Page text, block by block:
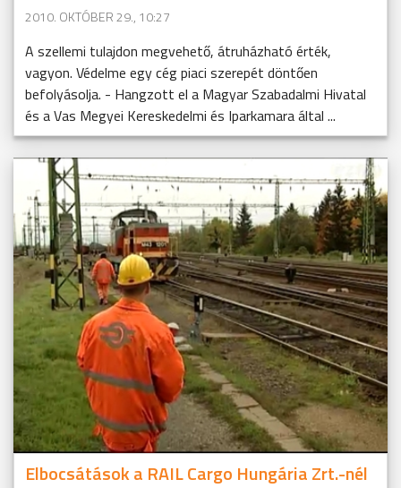
2010. OKTÓBER 29., 10:27
A szellemi tulajdon megvehető, átruházható érték,
vagyon. Védelme egy cég piaci szerepét döntően
befolyásolja. - Hangzott el a Magyar Szabadalmi Hivatal
és a Vas Megyei Kereskedelmi és Iparkamara által ...
Elbocsátások a RAIL Cargo Hungária Zrt.-nél